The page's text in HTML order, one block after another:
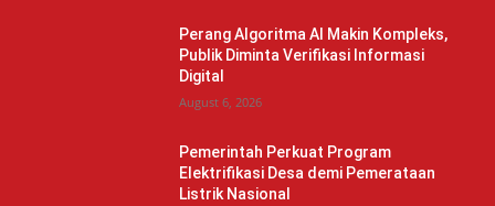
Perang Algoritma AI Makin Kompleks,
Publik Diminta Verifikasi Informasi
Digital
August 6, 2026
Pemerintah Perkuat Program
Elektrifikasi Desa demi Pemerataan
Listrik Nasional